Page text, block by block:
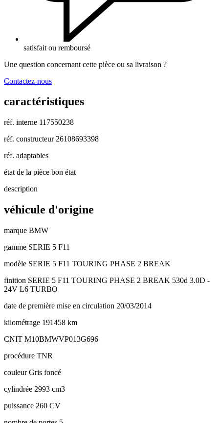
satisfait ou remboursé
Une question concernant cette pièce ou sa livraison ?
Contactez-nous
caractéristiques
réf. interne 117550238
réf. constructeur 26108693398
réf. adaptables
état de la pièce bon état
description
véhicule d'origine
marque BMW
gamme SERIE 5 F11
modèle SERIE 5 F11 TOURING PHASE 2 BREAK
finition SERIE 5 F11 TOURING PHASE 2 BREAK 530d 3.0D -
24V L6 TURBO
date de première mise en circulation 20/03/2014
kilométrage 191458 km
CNIT M10BMWVP013G696
procédure TNR
couleurGris foncé
cylindrée 2993 cm3
puissance 260 CV